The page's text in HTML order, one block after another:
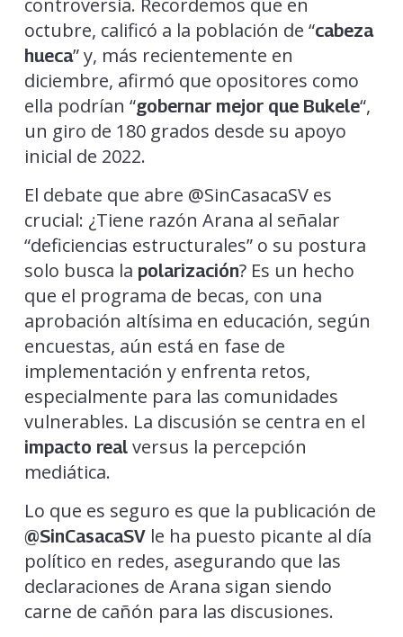
controversia. Recordemos que en
octubre, calificó a la población de “cabeza
hueca” y, más recientemente en
diciembre, afirmó que opositores como
ella podrían “gobernar mejor que Bukele“,
un giro de 180 grados desde su apoyo
inicial de 2022.
El debate que abre @SinCasacaSV es
crucial: ¿Tiene razón Arana al señalar
“deficiencias estructurales” o su postura
solo busca la polarización? Es un hecho
que el programa de becas, con una
aprobación altísima en educación, según
encuestas, aún está en fase de
implementación y enfrenta retos,
especialmente para las comunidades
vulnerables. La discusión se centra en el
impacto realversus la percepción
mediática.
Lo que es seguro es que la publicación de
@SinCasacaSVle ha puesto picante al día
político en redes, asegurando que las
declaraciones de Arana sigan siendo
carne de cañón para las discusiones.